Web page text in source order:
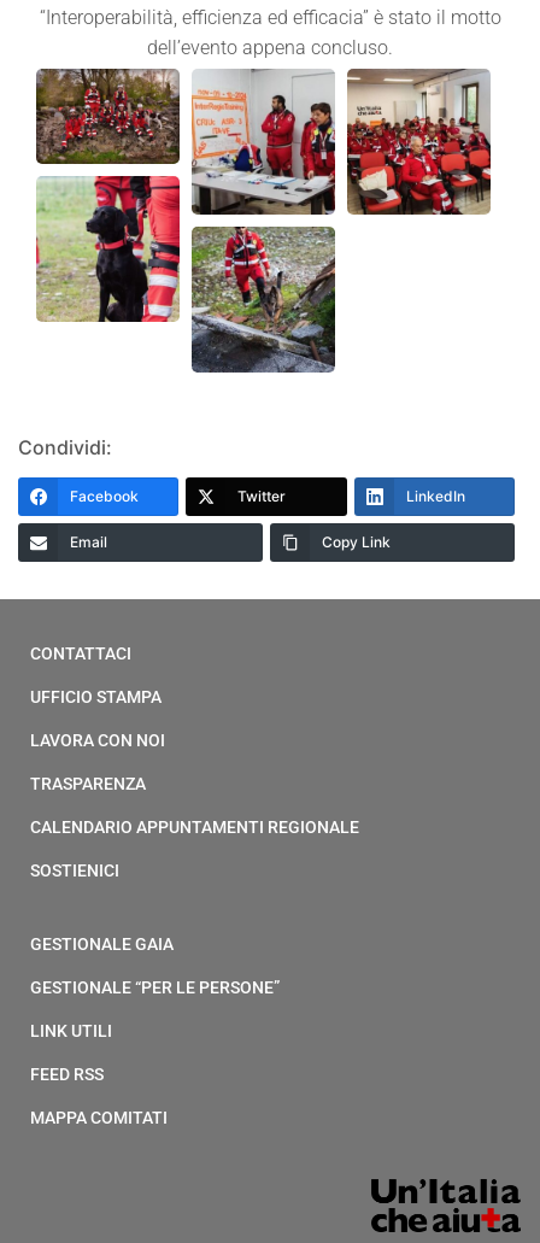
“Interoperabilità, efficienza ed efficacia” è stato il motto
dell’evento appena concluso.
Condividi:
Facebook Twitter LinkedIn
Email Copy Link
CONTATTACI
UFFICIO STAMPA
LAVORA CON NOI
TRASPARENZA
CALENDARIO APPUNTAMENTI REGIONALE
SOSTIENICI
GESTIONALE GAIA
GESTIONALE “PER LE PERSONE”
LINK UTILI
FEED RSS
MAPPA COMITATI